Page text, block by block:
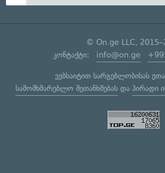
© On.ge LLC,
კონტაქტი: info@on.ge
ვებსაიტით სარგებლობისას
სამომხმარებლო შეთანხმებასდა პირადი